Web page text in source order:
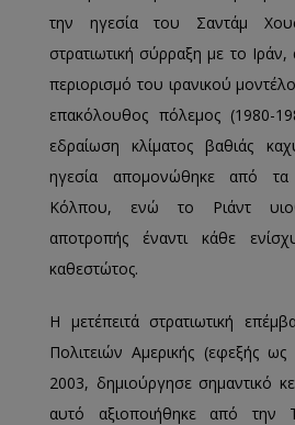
την ηγεσία του Σαντάμ
στρατιωτική σύρραξη με το
περιορισμό του ιρανικού
επακόλουθος πόλεμος (1980-
εδραίωση κλίματος βαθιάς
ηγεσία απομονώθηκε από
Κόλπου, ενώ το Ριάντ
αποτροπής έναντι κάθε
καθεστώτος.
Η μετέπειτά στρατιωτική
Πολιτειών Αμερικής (εφεξής
2003, δημιούργησε σημαντικό
αυτό αξιοποιήθηκε από την